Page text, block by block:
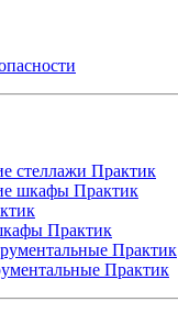
стеллажи Практик
шкафы Практик
Практик
Практик
Практик